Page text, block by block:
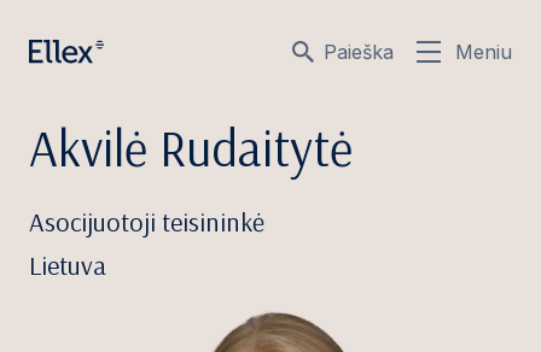
Paieška Meniu
Akvilė Rudaitytė
Asocijuotoji teisininkė
Lietuva